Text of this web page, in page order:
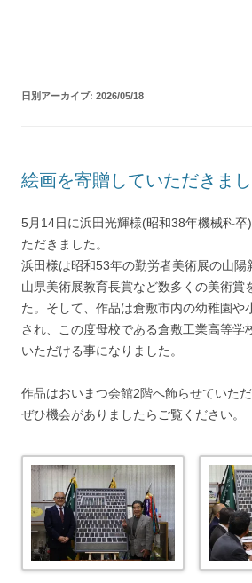
キ
ッ
日別アーカイブ: 2026/05/18
絵画を寄贈していただきまし
5月14日に浜田光輝様(昭和38年機械科
ただきました。
浜田様は昭和53年の勤労者美術展の山陽
山県美術展教育長賞など数多くの美術賞
た。そして、作品は倉敷市内の幼稚園や
され、この度母校である倉敷工業高等学
いただける事になりました。
作品はおいまつ会館2階へ飾らせていた
ぜひ機会がありましたらご覧ください。